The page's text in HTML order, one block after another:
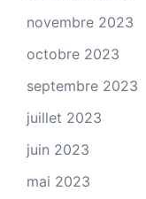
novembre 2023
octobre 2023
septembre 2023
juillet 2023
juin 2023
mai 2023